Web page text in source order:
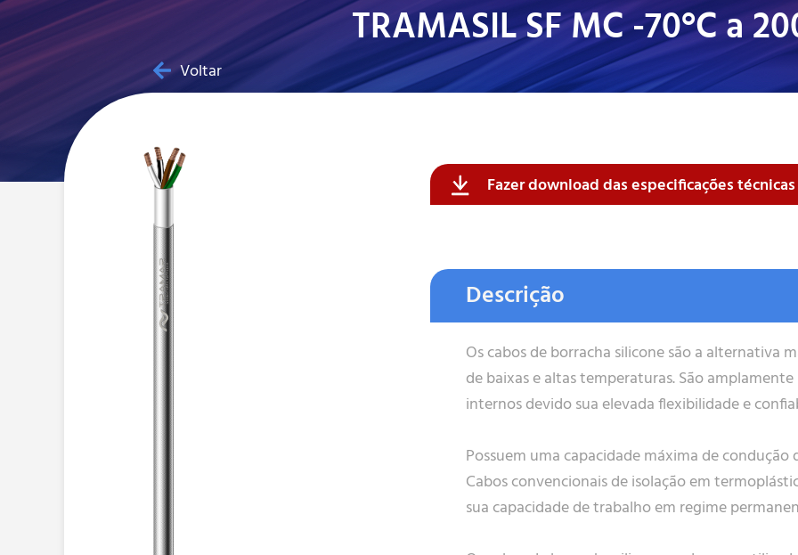
E-mail: Assunto:*
Enviar
Mensagem:*
Formatos aceitos para CV: .pdf , .doc , .xlsx , .pptx .jpeg ,
Enviar
TRAMASIL SF MC -70°C a
Voltar
Fazer download das especificações
Descrição
Os cabos de borracha silicone são a alternativa
de baixas e altas temperaturas. São
internos devido sua elevada flexibilidade e
Possuem uma capacidade máxima de condução
Cabos convencionais de isolação em
sua capacidade de trabalho em regime